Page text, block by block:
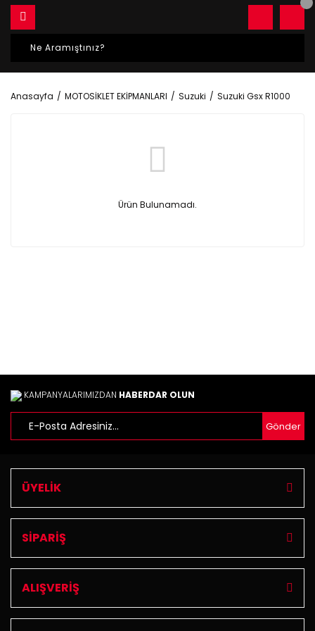
Anasayfa MOTOSİKLET EKİPMANLARI Suzuki Suzuki Gsx R1000
Ürün Bulunamadı.
KAMPANYALARIMIZDAN HABERDAR OLUN
Gönder
ÜYELİK
SİPARİŞ
ALIŞVERİŞ